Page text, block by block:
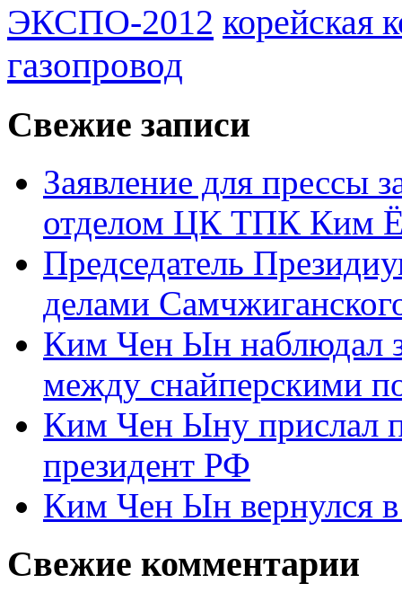
ЭКСПО-2012 корейская
газопровод
Свежие записи
Заявление для прессы
отделом ЦК ТПК Ким
Председатель
делами
Ким Чен Ын наблюдал
между снайперскими
Ким Чен Ыну прислал
президент РФ
Ким Чен Ын вернулся
Свежие комментарии